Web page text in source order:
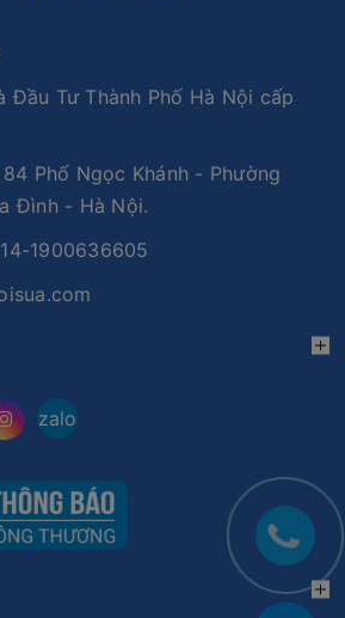
Đầu Tư Thành Phố Hà Nội cấp
Phố Ngọc Khánh - Phường
Đình - Hà Nội.
1900636605
zalo